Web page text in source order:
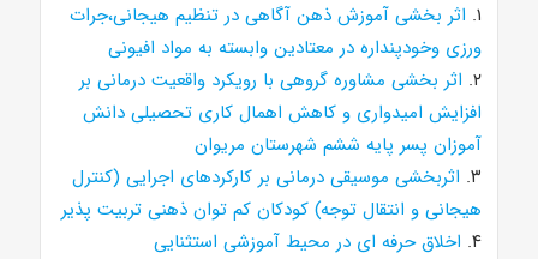
۱. اثر بخشی آموزش ذهن آگاهی در تنظیم هیجانی،جرات
ورزی وخودپنداره در معتادین وابسته به مواد افیونی
۲. اثر بخشی مشاوره گروهی با رویکرد واقعیت درمانی بر
افزایش امیدواری و کاهش اهمال کاری تحصیلی دانش
آموزان پسر پایه ششم شهرستان مریوان
۳. اثربخشی موسیقی درمانی بر کارکردهای اجرایی (کنترل
هیجانی و انتقال توجه) کودکان کم توان ذهنی تربیت پذیر
۴. اخلاق حرفه ای در محیط آموزشی استثنایی